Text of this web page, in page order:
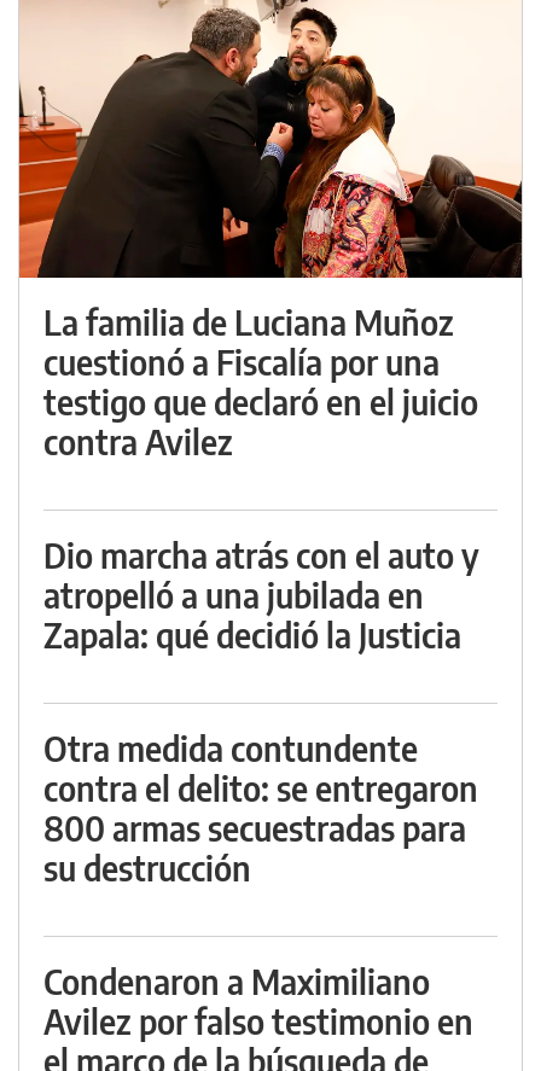
La familia de Luciana Muñoz
cuestionó a Fiscalía por una
testigo que declaró en el juicio
contra Avilez
Dio marcha atrás con el auto y
atropelló a una jubilada en
Zapala: qué decidió la Justicia
Otra medida contundente
contra el delito: se entregaron
800 armas secuestradas para
su destrucción
Condenaron a Maximiliano
Avilez por falso testimonio en
el marco de la búsqueda de